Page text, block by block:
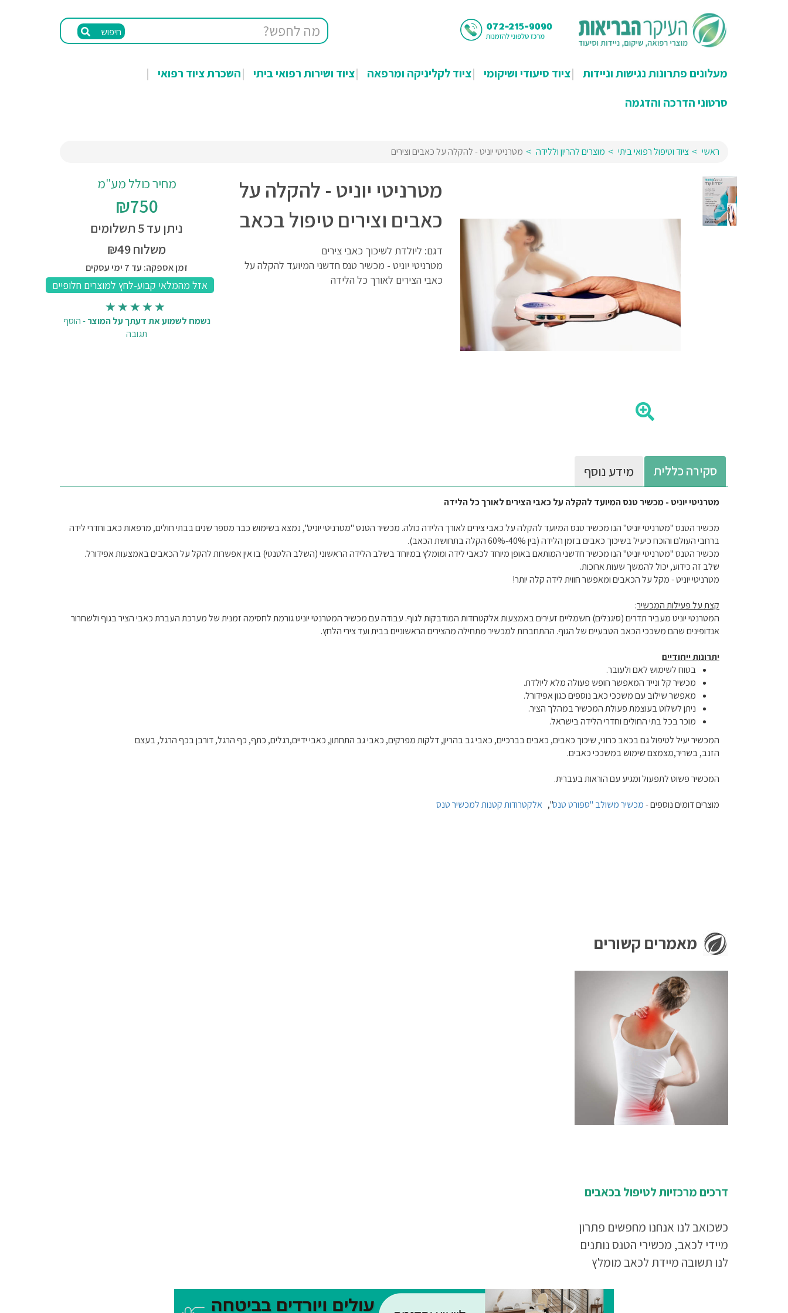
חיפוש
מעלונים פתרונות נגישות וניידות ציוד סיעודי ושיקומי ציוד לקליניקה ומרפאה ציוד ושירות רפואי ביתי
השכרת ציוד רפואי
סרטוני הדרכה והדגמה
ראשי ציוד וטיפול רפואי ביתי מוצרים להריון וללידה מטרניטי יוניט - להקלה על כאבים וצירים
מטרניטי יוניט - להקלה על
כאבים וצירים טיפול בכאב
דגם: ליולדת לשיכוך כאבי צירים
מטרניטי יוניט - מכשיר טנס חדשני המיועד להקלה על
כאבי הצירים לאורך כל הלידה
מחיר כולל מע"מ
₪750
ניתן עד 5 תשלומים
משלוח ₪49
זמן אספקה: עד 7 ימי עסקים
נשמח לשמוע את דעתך על המוצר-הוסף
תגובה
סקירה כללית מידע נוסף
מטרניטי יוניט - מכשיר טנס המיועד להקלה על כאבי הצירים לאורך כל הלידה
מכשיר הטנס "מטרניטי יוניט" הנו מכשיר טנס המיועד להקלה על כאבי צירים לאורך הלידה כולה. מכשיר הטנס "מטרניטי יוניט", נמצא בשימוש כבר מספר שנים בבתי חולים, מרפאות כאב וחדרי לידה
ברחבי העולם והוכח כיעיל בשיכוך כאבים בזמן הלידה (בין 40%-60% הקלה בתחושת הכאב).
מכשיר הטנס "מטרניטי יוניט" הנו מכשיר חדשני המותאם באופן מיוחד לכאבי לידה ומומלץ במיוחד בשלב הלידה הראשוני (השלב הלטנטי) בו אין אפשרות להקל על הכאבים באמצעות אפידורל.
שלב זה כידוע, יכול להמשך שעות ארוכות.
מטרניטי יוניט - מקל על הכאבים ומאפשר חווית לידה קלה יותר!
קצת על פעילות המכשיר:
המטרנטי יוניט מעביר תדרים (סיגנלים) חשמליים זעירים באמצעות אלקטרודות המודבקות לגוף. עבודה עם מכשיר המטרנטי יוניט גורמת לחסימה זמנית של מערכת העברת כאבי הציר בגוף ולשחרור
אנדופינים שהם משככי הכאב הטבעיים של הגוף. ההתחברות למכשיר מתחילה מהצירים הראשוניים בבית ועד צירי הלחץ.
יתרונות ייחודיים
בטוח לשימוש לאם ולעובר.
מכשיר קל ונייד המאפשר חופש פעולה מלא ליולדת.
מאפשר שילוב עם משככי כאב נוספים כגון אפידורל.
ניתן לשלוט בעוצמת פעולת המכשיר במהלך הציר.
מוכר בכל בתי החולים וחדרי הלידה בישראל.
המכשיר יעיל לטיפול גם בכאב כרוני, שיכוך כאבים, כאבים בברכיים, כאבי גב בהריון, דלקות מפרקים, כאבי גב התחתון, כאבי ידיים,רגלים, כתף, כף הרגל, דורבן בכף הרגל, בעצם
הזנב, בשריר,מצמצם שימוש במשככי כאבים.
המכשיר פשוט לתפעול ומגיע עם הוראות בעברית.
מוצרים דומים נוספים -מכשיר משולב "ספורט טנס", אלקטרודות קטנות למכשיר טנס
מאמרים קשורים
דרכים מרכזיות לטיפול בכאבים
כשכואב לנו אנחנו מחפשים פתרון
מיידי לכאב, מכשירי הטנס נותנים
לנו תשובה מיידת לכאב מומלץ